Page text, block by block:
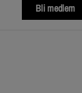
Bli medlem